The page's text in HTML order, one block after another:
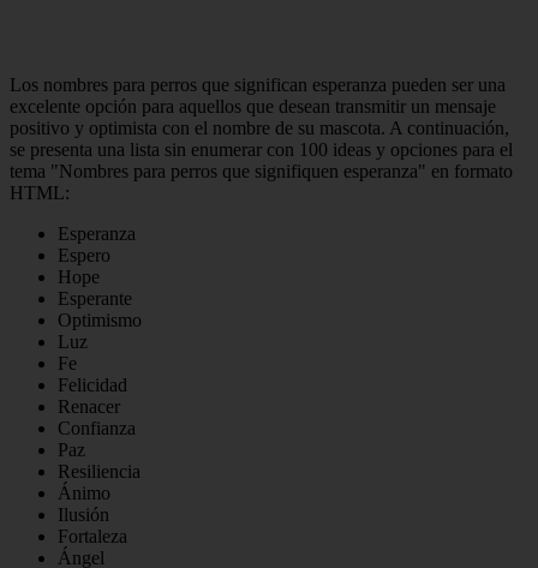
Los nombres para perros que significan esperanza pueden ser una
excelente opción para aquellos que desean transmitir un mensaje
positivo y optimista con el nombre de su mascota. A continuación,
se presenta una lista sin enumerar con 100 ideas y opciones para el
tema "Nombres para perros que signifiquen esperanza" en formato
HTML:
Esperanza
Espero
Hope
Esperante
Optimismo
Luz
Fe
Felicidad
Renacer
Confianza
Paz
Resiliencia
Ánimo
Ilusión
Fortaleza
Ángel